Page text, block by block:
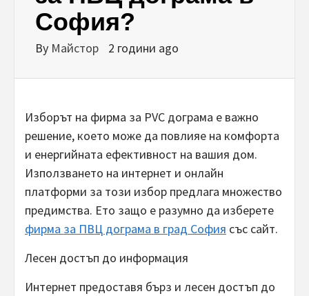
София?
By Майстор 2 години ago
Изборът на фирма за PVC дограма е важно
решение, което може да повлияе на комфорта
и енергийната ефективност на вашия дом.
Използването на интернет и онлайн
платформи за този избор предлага множество
предимства. Ето защо е разумно да изберете
фирма за ПВЦ дограма в град София със сайт.
Лесен достъп до информация
Интернет предоставя бърз и лесен достъп до